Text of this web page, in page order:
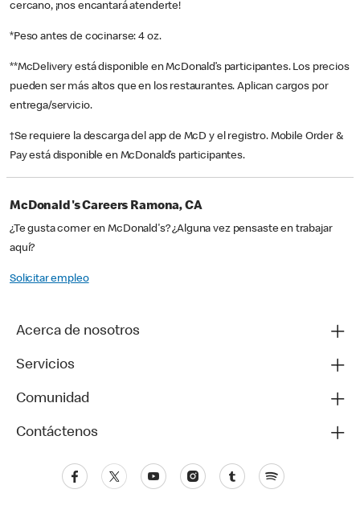
cercano, ¡nos encantará atenderte!
*Peso antes de cocinarse: 4 oz.
**McDelivery está disponible en McDonald’s participantes. Los precios
pueden ser más altos que en los restaurantes. Aplican cargos por
entrega/servicio.
†Se requiere la descarga del app de McD y el registro. Mobile Order &
Pay está disponible en McDonald’s participantes.
McDonald's Careers Ramona, CA
¿Te gusta comer en McDonald's? ¿Alguna vez pensaste en trabajar
aquí?
Solicitar empleo
Acerca de nosotros
Servicios
Comunidad
Contáctenos